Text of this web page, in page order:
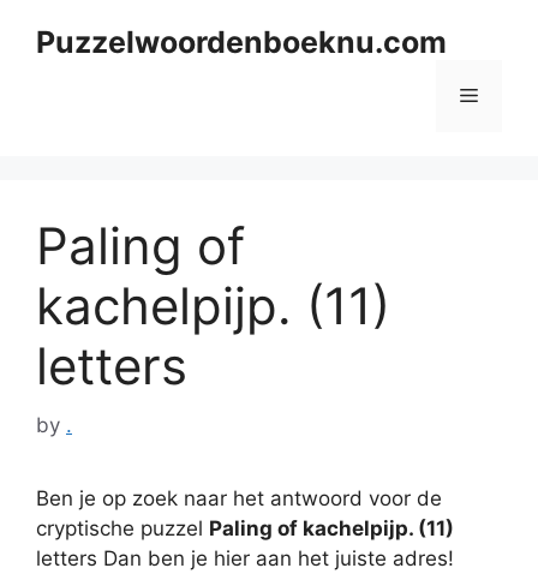
Puzzelwoordenboeknu.com
Menu
Paling of
kachelpijp. (11)
letters
by .
Ben je op zoek naar het antwoord voor de
cryptische puzzel Paling of kachelpijp. (11)
letters Dan ben je hier aan het juiste adres!